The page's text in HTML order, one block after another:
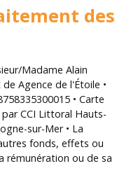
des
Madame Alain
Agence de l'Étoile •
• Carte
CCI Littoral Hauts-
sur-Mer • La
fonds, effets ou
rémunération ou de sa